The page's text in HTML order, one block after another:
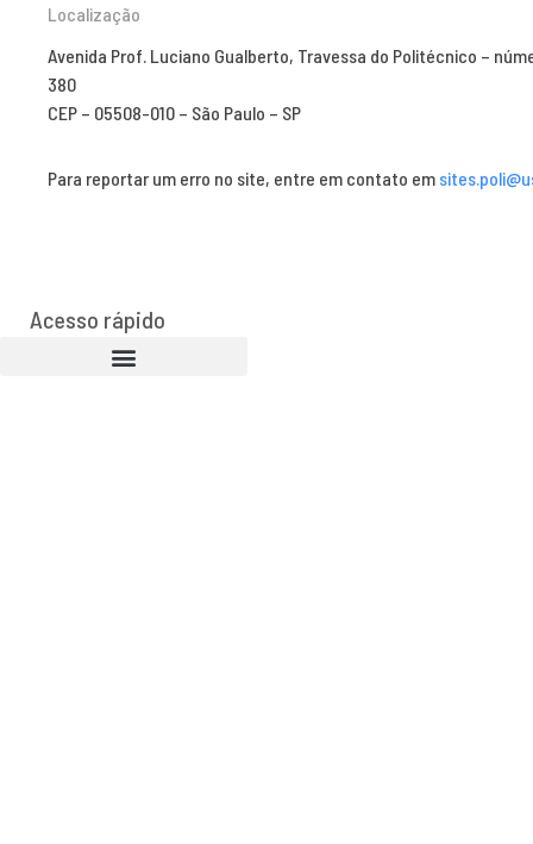
Localização
Avenida Prof. Luciano Gualberto, Travessa do Politécnico –
380
CEP – 05508-010 – São Paulo – SP
Para reportar um erro no site, entre em contato em
Acesso rápido